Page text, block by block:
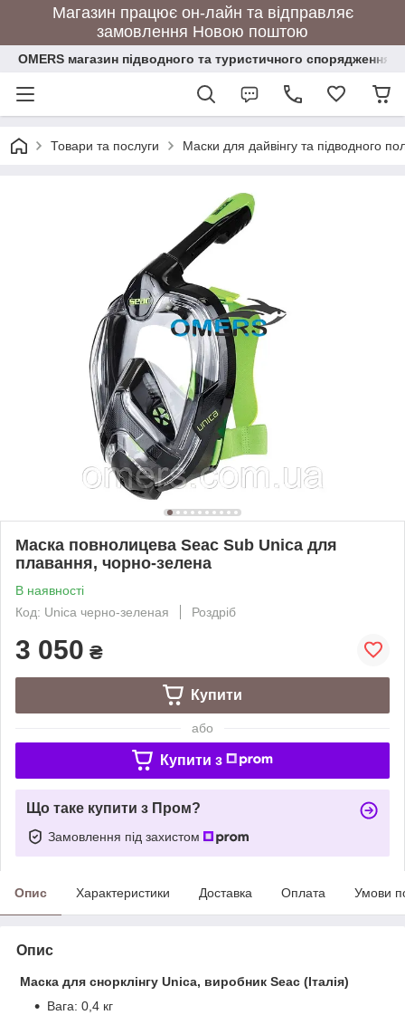
Магазин працює он-лайн та відправляє
замовлення Новою поштою
OMERS магазин підводного та туристичного спорядження
Товари та послуги Маски для дайвінгу та підводного
Маска повнолицева Seac Sub Unica для
плавання, чорно-зелена
В наявності
Код: Unica черно-зеленая
Роздріб
3 050 ₴
Купити
або
Купити з
Що таке купити з Пром?
Замовлення під захистом
Опис Характеристики Доставка Оплата Умови
Опис
Маска для снорклінгу Unica, виробник Seac (Італія)
Вага: 0,4 кг